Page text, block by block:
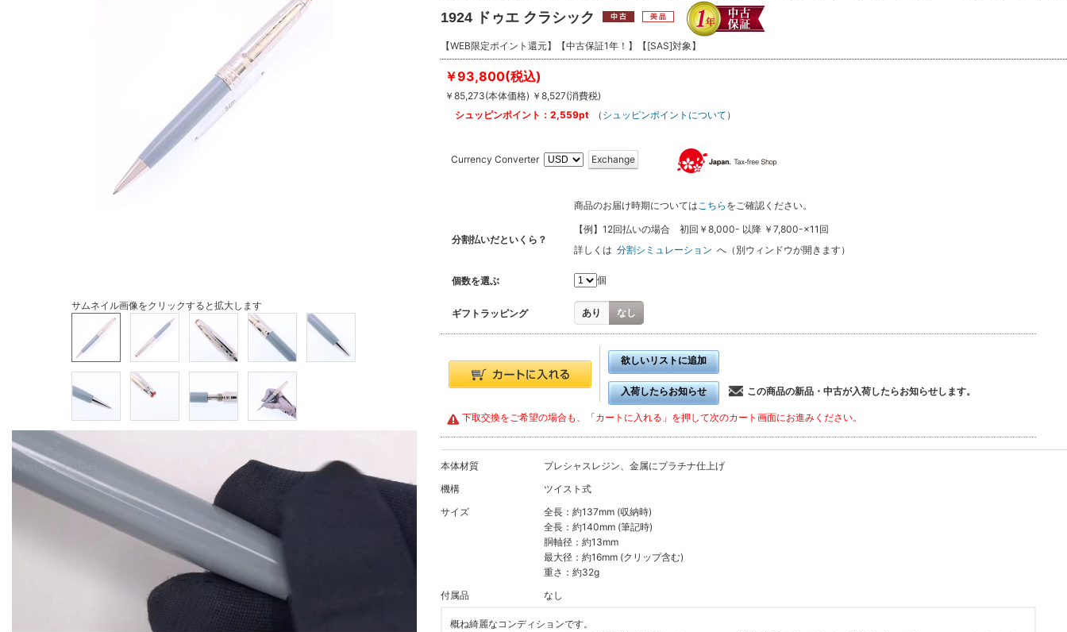
1924 ドゥエ クラシック
【WEB限定ポイント還元】【中古保証1年！】【[SAS]対象】
￥93,800(税込)
￥85,273(本体価格) ￥8,527(消費税)
シュッピンポイント：2,559pt
（ シュッピンポイントについて ）
Currency Converter Exchange
商品のお届け時期についてはこちら をご確認ください。
分割払いだといくら？
【例】12回払いの場合 初回￥8,000- 以降 ￥7,800-×11回
詳しくは 分割シミュレーション へ（別ウィンドウが開きます）
個数を選ぶ 個
ギフトラッピング あり なし
欲しいリストに追加
入荷したらお知らせ この商品の新品・中古が入荷したらお知らせします。
下取交換をご希望の場合も、「カートに入れる」を押して次のカート画面にお進みください。
本体材質
プレシャスレジン、金属にプラチナ仕上げ
機構
ツイスト式
サイズ
全長：約137mm (収納時)
全長：約140mm (筆記時)
胴軸径：約13mm
最大径：約16mm (クリップ含む)
重さ：約32g
付属品
なし
概ね綺麗なコンディションです。
サムネイル画像をクリックすると拡大します